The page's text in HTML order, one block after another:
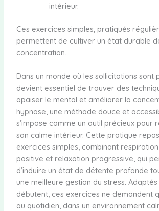
intérieur.
Ces exercices simples, pratiqués
permettent de cultiver un état durable
concentration.
Dans un monde où les sollicitations sont
devient essentiel de trouver des
apaiser le mental et améliorer la
hypnose, une méthode douce et
s’impose comme un outil précieux pour
son calme intérieur. Cette pratique
exercices simples, combinant
positive et relaxation progressive, qui
d’induire un état de détente profonde
une meilleure gestion du stress.
débutent, ces exercices ne demandent
au quotidien, dans un environnement